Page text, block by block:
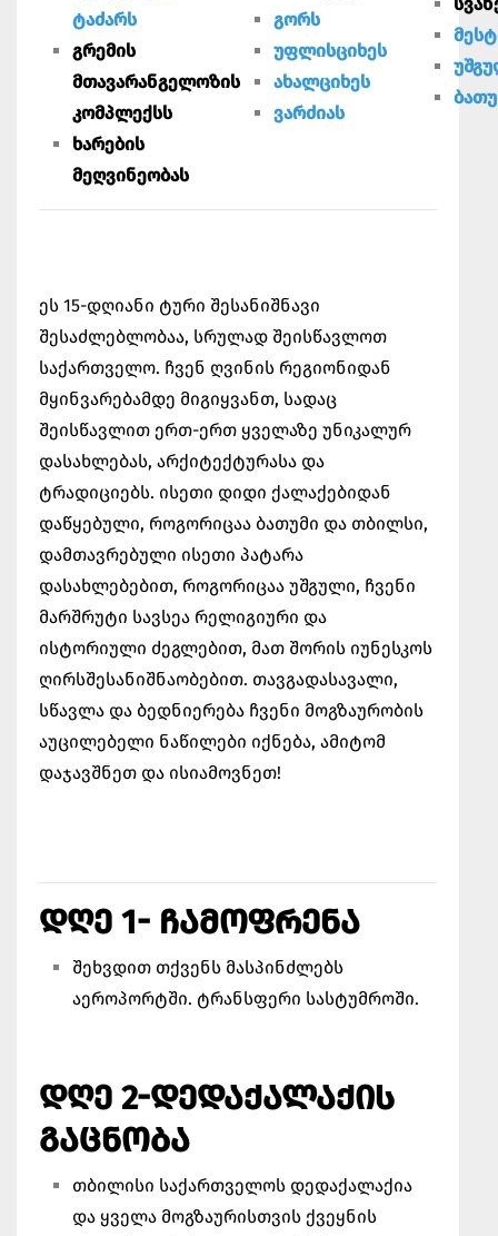
ტაძარს
გრემის
მთავარანგელოზის
კომპლექსს
ხარების
მეღვინეობას
გორს
უფლისციხეს
ახალციხეს
ვარძიას
ეს 15-დღიანი ტური შესანიშნავი
შესაძლებლობაა, სრულად შეისწავლოთ
საქართველო. ჩვენ ღვინის რეგიონიდან
მყინვარებამდე მიგიყვანთ, სადაც
შეისწავლით ერთ-ერთ ყველაზე უნიკალურ
დასახლებას, არქიტექტურასა და
ტრადიციებს. ისეთი დიდი ქალაქებიდან
დაწყებული, როგორიცაა ბათუმი და თბილსი,
დამთავრებული ისეთი პატარა
დასახლებებით, როგორიცაა უშგული, ჩვენი
მარშრუტი სავსეა რელიგიური და
ისტორიული ძეგლებით, მათ შორის იუნესკოს
ღირსშესანიშნაობებით. თავგადასავალი,
სწავლა და ბედნიერება ჩვენი მოგზაურობის
აუცილებელი ნაწილები იქნება, ამიტომ
დაჯავშნეთ და ისიამოვნეთ!
ᲓᲦᲔ 1- ᲩᲐᲛᲝᲤᲠᲔᲜᲐ
შეხვდით თქვენს მასპინძლებს
აეროპორტში. ტრანსფერი სასტუმროში.
ᲓᲦᲔ 2-ᲓᲔᲓᲐᲥᲐᲚᲐᲥᲘᲡ
ᲒᲐᲪᲜᲝᲑᲐ
თბილისი საქართველოს დედაქალაქია
და ყველა მოგზაურისთვის ქვეყნის